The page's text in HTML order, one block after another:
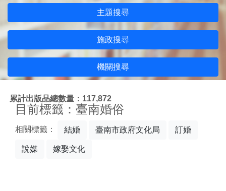
主題搜尋
施政搜尋
機關搜尋
累計出版品總數量：117,872
目前標籤：臺南婚俗
相關標籤： 結婚 臺南市政府文化局 訂婚
說媒 嫁娶文化